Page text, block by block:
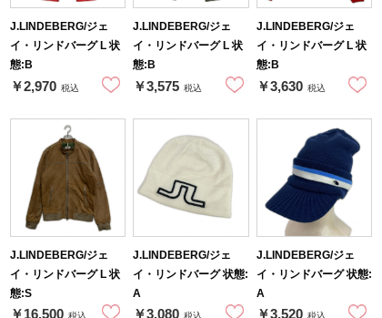
J.LINDEBERG/ジェ
イ・リンドバーグ L 状
態:B
￥2,970 税込
J.LINDEBERG/ジェ
イ・リンドバーグ L 状
態:B
￥3,575 税込
J.LINDEBERG/ジェ
イ・リンドバーグ L 状
態:B
￥3,630 税込
J.LINDEBERG/ジェ
イ・リンドバーグ L 状
態:S
￥16,500 税込
J.LINDEBERG/ジェ
イ・リンドバーグ 状態:
A
￥3,080 税込
J.LINDEBERG/ジェ
イ・リンドバーグ 状態:
A
￥3,520 税込